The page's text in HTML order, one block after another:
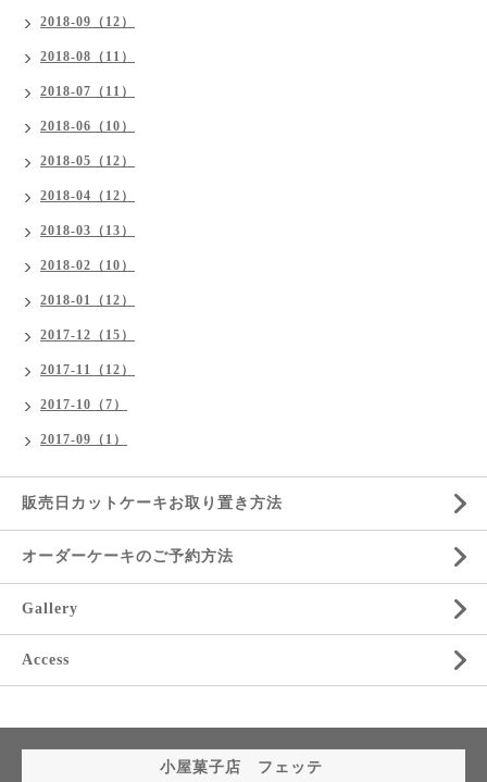
2018-09（12）
2018-08（11）
2018-07（11）
2018-06（10）
2018-05（12）
2018-04（12）
2018-03（13）
2018-02（10）
2018-01（12）
2017-12（15）
2017-11（12）
2017-10（7）
2017-09（1）
販売日カットケーキお取り置き方法
オーダーケーキのご予約方法
Gallery
Access
小屋菓子店 フェッテ